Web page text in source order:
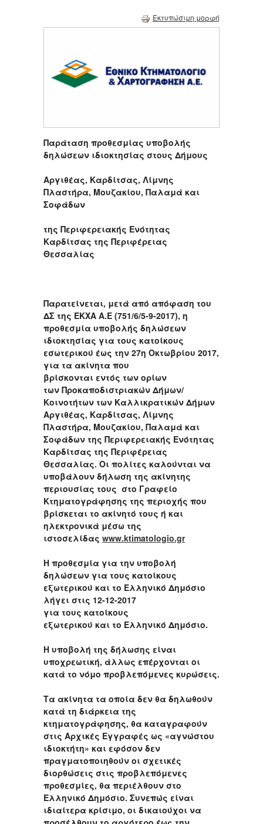
Εκτυπώσιμη μορφή
Παράταση προθεσμίας υποβολής
δηλώσεων ιδιοκτησίας στους Δήμους
Αργιθέας, Καρδίτσας, Λίμνης
Πλαστήρα, Μουζακίου, Παλαμά και
Σοφάδων
της Περιφερειακής Ενότητας
Καρδίτσας της Περιφέρειας
Θεσσαλίας
​Παρατείνεται, μετά από απόφαση του
ΔΣ της ΕΚΧΑ Α.Ε (751/6/5-9-2017), η
προθεσμία υποβολής δηλώσεων
ιδιοκτησίας για τους κατοίκους
εσωτερικού έως την 27η Οκτωβρίου 2017,
για τα ακίνητα που
βρίσκονται εντός των ορίων
των Προκαποδιστριακών Δήμων/
Κοινοτήτων των Καλλικρατικών Δήμων
Αργιθέας, Καρδίτσας, Λίμνης
Πλαστήρα, Μουζακίου, Παλαμά και
Σοφάδων της Περιφερειακής Ενότητας
Καρδίτσας της Περιφέρειας
Θεσσαλίας. Οι πολίτες καλούνται να
υποβάλουν δήλωση της ακίνητης
περιουσίας τους στο Γραφείο
Κτηματογράφησης της περιοχής που
βρίσκεται το ακίνητό τους ή και
ηλεκτρονικά μέσω της
ιστοσελίδας www.ktimatologio.gr
Η προθεσμία για την υποβολή
δηλώσεων για τους κατοίκους
εξωτερικού και το Ελληνικό Δημόσιο
λήγει στις 12-12-2017
για τους κατοίκους
εξωτερικού και το Ελληνικό Δημόσιο.
Η υποβολή της δήλωσης είναι
υποχρεωτική, άλλως επέρχονται οι
κατά το νόμο προβλεπόμενες κυρώσεις.
Τα ακίνητα τα οποία δεν θα δηλωθούν
κατά τη διάρκεια της
κτηματογράφησης, θα καταγραφούν
στις Αρχικές Εγγραφές ως «αγνώστου
ιδιοκτήτη» και εφόσον δεν
πραγματοποιηθούν οι σχετικές
διορθώσεις στις προβλεπόμενες
προθεσμίες, θα περιέλθουν στο
Ελληνικό Δημόσιο. Συνεπώς είναι
ιδιαίτερα κρίσιμο, οι δικαιούχοι να